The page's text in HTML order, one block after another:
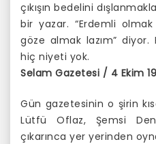
çıkışın bedelini
bir yazar. “Erdemli
göze almak lazım”
hiç niyeti yok.
Selam Gazetesi / 4 Ekim
Gün gazetesinin o şirin
Lütfü Oflaz, Şemsi
çıkarınca yer yerinden